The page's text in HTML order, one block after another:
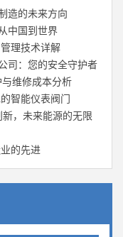
造的未来方向
中国到世界
理技术详解
司：您的安全守护者
维修成本分析
智能仪表阀门
，未来能源的无限
的先进